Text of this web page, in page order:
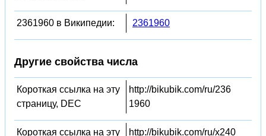
2361960 в Википедии: 2361960
Другие свойства числа
Короткая ссылка на эту
страницу, DEC
http://bikubik.com/ru/236
1960
Короткая ссылка на эту
http://bikubik.com/ru/x240